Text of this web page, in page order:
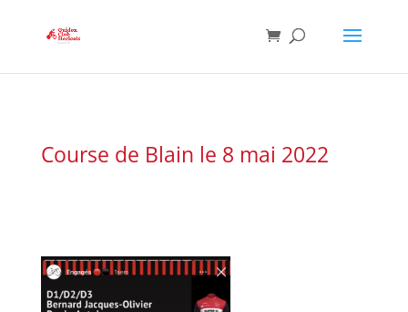
Course de Blain le 8 mai 2022